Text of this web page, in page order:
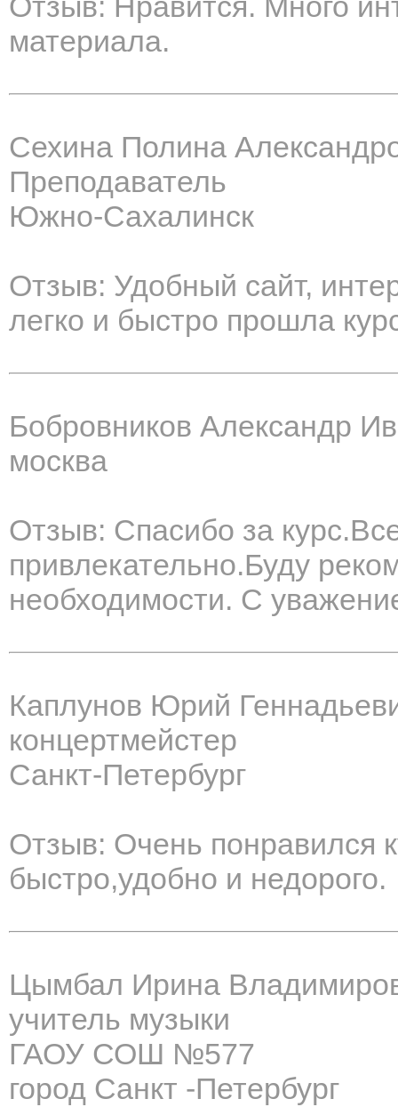
материала.
Сехина Полина
Преподаватель
Южно-Сахалинск
Отзыв: Удобный сайт,
легко и быстро прошла
Бобровников Александр
москва
Отзыв: Спасибо за
привлекательно.Буду
необходимости. С
Каплунов Юрий
концертмейстер
Санкт-Петербург
Отзыв: Очень понравился
быстро,удобно и недорого.
Цымбал Ирина
учитель музыки
ГАОУ СОШ №577
город Санкт -Петербург